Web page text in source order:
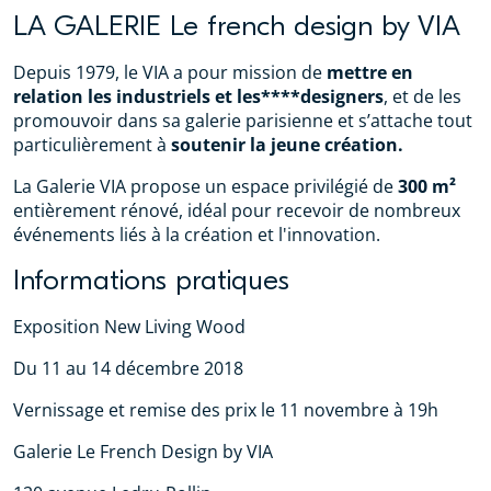
LA GALERIE Le french design by VIA
Depuis 1979, le VIA a pour mission de mettre en
relation les industriels et les****designers, et de les
promouvoir dans sa galerie parisienne et s’attache tout
particulièrement à soutenir la jeune création.
La Galerie VIA propose un espace privilégié de300 m²
entièrement rénové, idéal pour recevoir de nombreux
événements liés à la création et l'innovation.
Informations pratiques
Exposition New Living Wood
Du 11 au 14 décembre 2018
Vernissage et remise des prix le 11 novembre à 19h
Galerie Le French Design by VIA